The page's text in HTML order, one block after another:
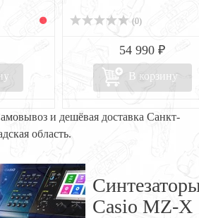
(0)
54 990 ₽
В корзину
и дешёвая доставка Санкт-
область.
Casio MZ-X